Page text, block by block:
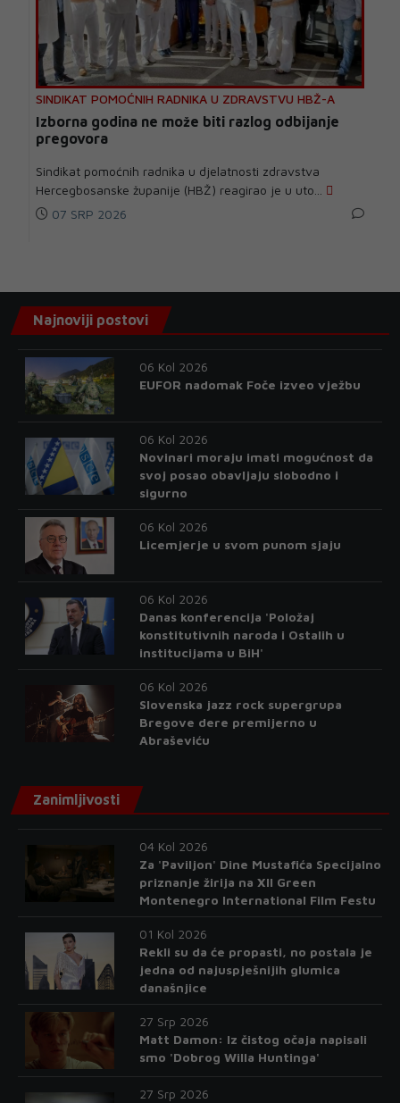
SINDIKAT POMOĆNIH RADNIKA U ZDRAVSTVU HBŽ-A
Izborna godina ne može biti razlog odbijanje
pregovora
Sindikat pomoćnih radnika u djelatnosti zdravstva
Hercegbosanske županije (HBŽ) reagirao je u uto...
07 SRP 2026
Najnoviji postovi
06 Kol 2026
EUFOR nadomak Foče izveo vježbu
06 Kol 2026
Novinari moraju imati mogućnost da
svoj posao obavljaju slobodno i
sigurno
06 Kol 2026
Licemjerje u svom punom sjaju
06 Kol 2026
Danas konferencija 'Položaj
konstitutivnih naroda i Ostalih u
institucijama u BiH'
06 Kol 2026
Slovenska jazz rock supergrupa
Bregove dere premijerno u
Abraševiću
Zanimljivosti
04 Kol 2026
Za 'Paviljon' Dine Mustafića Specijalno
priznanje žirija na XII Green
Montenegro International Film Festu
01 Kol 2026
Rekli su da će propasti, no postala je
jedna od najuspješnijih glumica
današnjice
27 Srp 2026
Matt Damon: Iz čistog očaja napisali
smo 'Dobrog Willa Huntinga'
27 Srp 2026